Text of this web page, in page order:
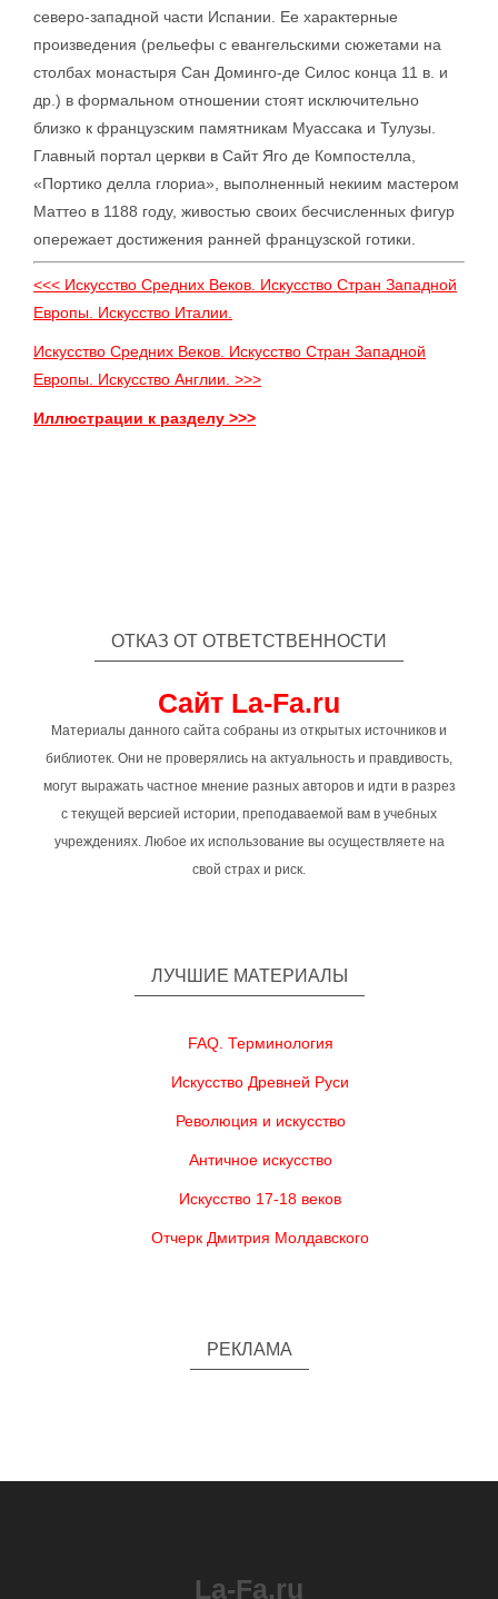
северо-западной части Испании. Ее характерные
произведения (рельефы с евангельскими сюжетами на
столбах монастыря Сан Доминго-де Силос конца 11 в. и
др.) в формальном отношении стоят исключительно
близко к французским памятникам Муассака и Тулузы.
Главный портал церкви в Сайт Яго де Компостелла,
«Портико делла глориа», выполненный некиим мастером
Маттео в 1188 году, живостью своих бесчисленных фигур
опережает достижения ранней французской готики.
<<< Искусство Средних Веков. Искусство Стран Западной
Европы. Искусство Италии.
Искусство Средних Веков. Искусство Стран Западной
Европы. Искусство Англии. >>>
Иллюстрации к разделу >>>
ОТКАЗ ОТ ОТВЕТСТВЕННОСТИ
Сайт La-Fa.ru
Материалы данного сайта собраны из открытых источников и
библиотек. Они не проверялись на актуальность и правдивость,
могут выражать частное мнение разных авторов и идти в разрез
с текущей версией истории, преподаваемой вам в учебных
учреждениях. Любое их использование вы осуществляете на
свой страх и риск.
ЛУЧШИЕ МАТЕРИАЛЫ
FAQ. Терминология
Искусство Древней Руси
Революция и искусство
Античное искусство
Искусство 17-18 веков
Отчерк Дмитрия Молдавского
РЕКЛАМА
La-Fa.ru